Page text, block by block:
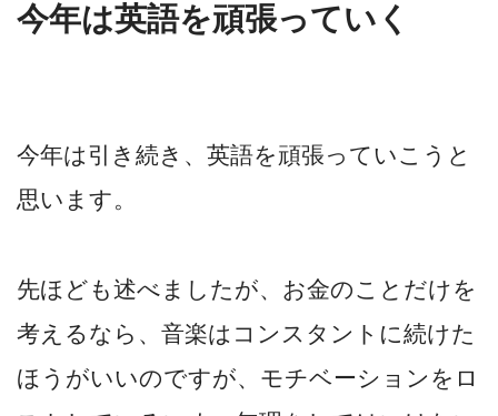
今年は英語を頑張っていく
今年は引き続き、英語を頑張っていこうと
思います。
先ほども述べましたが、お金のことだけを
考えるなら、音楽はコンスタントに続けた
ほうがいいのですが、モチベーションをロ